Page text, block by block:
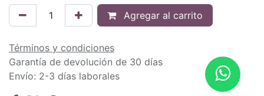
Agregar al carrito
Términos y condiciones
Garantía de devolución de 30 días
Envío: 2-3 días laborales